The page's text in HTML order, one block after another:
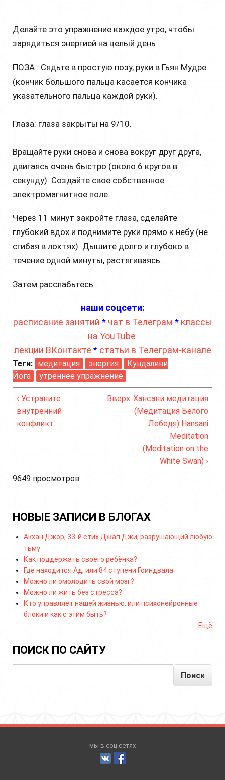
Делайте это упражнение каждое утро, чтобы
зарядиться энергией на целый день
ПОЗА : Сядьте в простую позу, руки в Гьян Мудре
(кончик большого пальца касается кончика
указательного пальца каждой руки).
Глаза: глаза закрыты на 9/10.
Вращайте руки снова и снова вокруг друг друга,
двигаясь очень быстро (около 6 кругов в
секунду). Создайте свое собственное
электромагнитное поле.
Через 11 минут закройте глаза, сделайте
глубокий вдох и поднимите руки прямо к небу (не
сгибая в локтях). Дышите долго и глубоко в
течение одной минуты, растягиваясь.
Затем расслабьтесь.
наши соцсети:
расписание занятий * чат в Телеграм * классы
на YouTube
лекции ВКонтакте * статьи в Телеграм-канале
Теги: медитация энергия
Кундалини
Йога
утреннее упражнение
‹ Устраните
внутренний
конфликт
Вверх Хансани медитация
(Медитация Белого
Лебедя) Hansani
Meditation
(Meditation on the
White Swan) ›
9649 просмотров
НОВЫЕ ЗАПИСИ В БЛОГАХ
Акхан Джор, 33-й стих Джап Джи, разрушающий любую
тьму
Как поддержать своего ребёнка?
Где находится Ад, или 84 ступени Гоиндвала
Можно ли омолодить свой мозг?
Можно ли жить без стресса?
Кто управляет нашей жизнью, или психонейронные
блоки и как с этим быть?
Ещё
ПОИСК ПО САЙТУ
мы в соц.сетях